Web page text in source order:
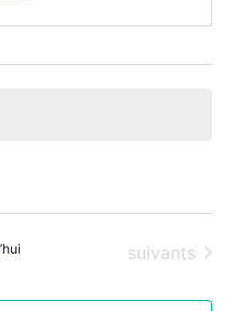
Évènements
suivants